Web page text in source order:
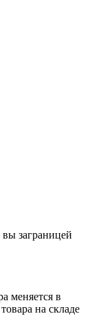
заграницей
меняется в
на складе